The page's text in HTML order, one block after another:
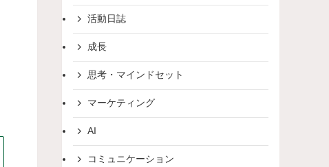
活動日誌
成長
思考・マインドセット
マーケティング
AI
コミュニケーション